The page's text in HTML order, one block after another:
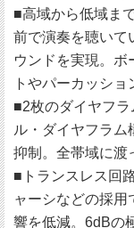
■高域から低域ま
前で演奏を聴いて
ウンドを実現。ボ
トやパーカッショ
■2枚のダイヤフ
ル・ダイヤフラム
抑制。全帯域に渡
■トランスレス回
ャーシなどの採用
響を低減。6dBの